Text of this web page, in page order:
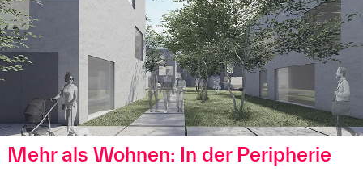
Mehr als Wohnen: In der Peripherie